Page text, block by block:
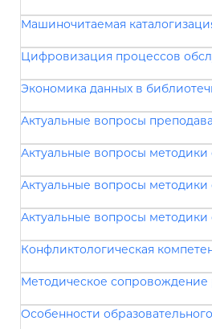
Машиночитаемая
Цифровизация процессов
Экономика данных в
Актуальные вопросы
Актуальные вопросы
Актуальные вопросы
Актуальные вопросы
Конфликтологическая
Методическое сопровождение
Особенности